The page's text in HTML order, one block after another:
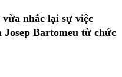
nhắc lại sự việc
Bartomeu từ chức